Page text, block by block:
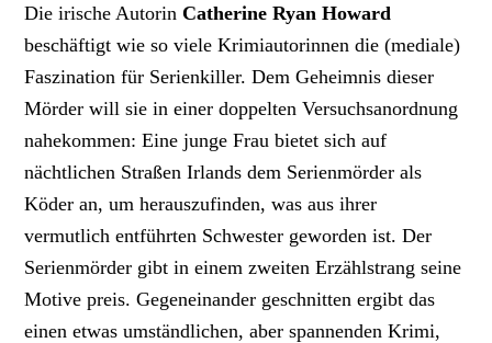
Die irische AutorinCatherine Ryan Howard
beschäftigt wie so viele Krimiautorinnen die (mediale)
Faszination für Serienkiller. Dem Geheimnis dieser
Mörder will sie in einer doppelten Versuchsanordnung
nahekommen: Eine junge Frau bietet sich auf
nächtlichen Straßen Irlands dem Serienmörder als
Köder an, um herauszufinden, was aus ihrer
vermutlich entführten Schwester geworden ist. Der
Serienmörder gibt in einem zweiten Erzählstrang seine
Motive preis. Gegeneinander geschnitten ergibt das
einen etwas umständlichen, aber spannenden Krimi,